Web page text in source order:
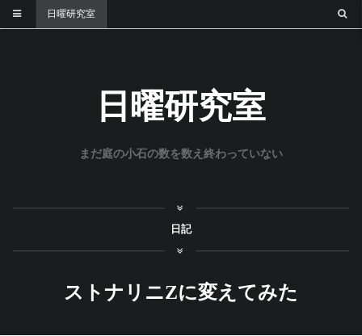
日曜研究室
日曜研究室
まだ庭の小石の数を数え終わっていない
日記
ストナリニZに変えてみた